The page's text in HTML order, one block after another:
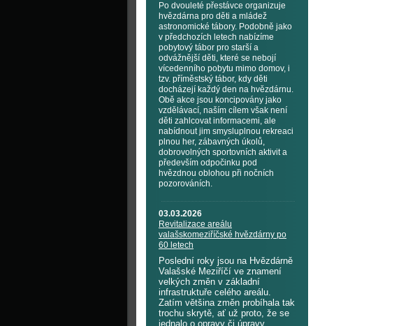
Po dvouleté přestávce organizuje
hvězdárna pro děti a mládež
astronomické tábory. Podobně jako
v předchozích letech nabízíme
pobytový tábor pro starší a
odvážnější děti, které se nebojí
vícedenního pobytu mimo domov, i
tzv. příměstský tábor, kdy děti
docházejí každý den na hvězdárnu.
Obě akce jsou koncipovány jako
vzdělávací, naším cílem však není
děti zahlcovat informacemi, ale
nabídnout jim smysluplnou rekreaci
plnou her, zábavných úkolů,
dobrovolných sportovních aktivit a
především odpočinku pod
hvězdnou oblohou při nočních
pozorováních.
03.03.2026
Revitalizace areálu
valašskomeziříčské hvězdárny po
60 letech
Poslední roky jsou na Hvězdárně
Valašské Meziříčí ve znamení
velkých změn v základní
infrastruktuře celého areálu.
Zatím většina změn probíhala tak
trochu skrytě, ať už proto, že se
jednalo o opravy či úpravy